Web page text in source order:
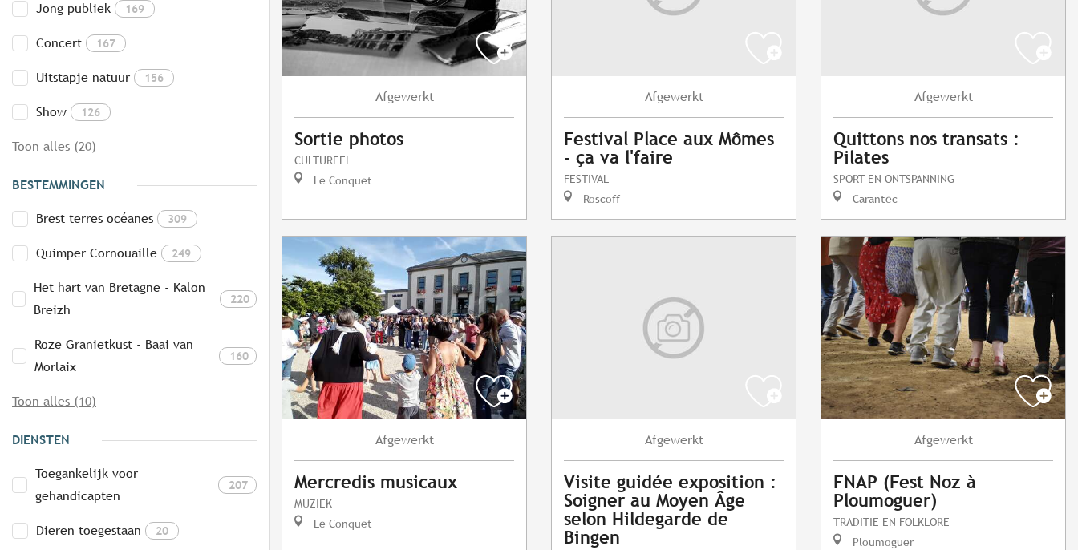
Jong publiek 169
Concert 167
Uitstapje natuur 156
Show 126
Toon alles (20)
BESTEMMINGEN
Brest terres océanes 309
Quimper Cornouaille 249
Het hart van Bretagne - Kalon
Breizh
220
Roze Granietkust - Baai van
Morlaix
160
Toon alles (10)
DIENSTEN
Toegankelijk voor
gehandicapten
207
Dieren toegestaan 20
Afgewerkt
Sortie photos
CULTUREEL
Le Conquet
Afgewerkt
Festival Place aux Mômes
- ça va l'faire
FESTIVAL
Roscoff
Afgewerkt
Quittons nos transats :
Pilates
SPORT EN ONTSPANNING
Carantec
Afgewerkt
Mercredis musicaux
MUZIEK
Le Conquet
Afgewerkt
Visite guidée exposition :
Soigner au Moyen Âge
selon Hildegarde de
Bingen
Afgewerkt
FNAP (Fest Noz à
Ploumoguer)
TRADITIE EN FOLKLORE
Ploumoguer